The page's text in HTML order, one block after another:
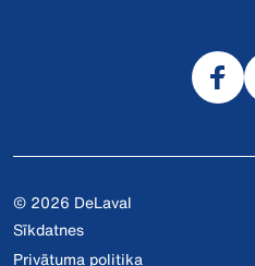
© 2026 DeLaval
Sīkdatnes
Privātuma politika